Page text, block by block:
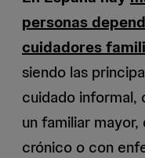
personas
cuidadores
siendo las
cuidado informal,
un familiar
crónico o con